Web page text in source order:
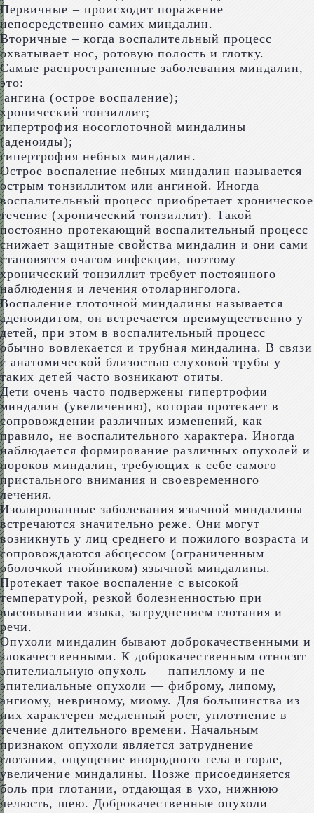
Первичные – происходит поражение
непосредственно самих миндалин.
Вторичные – когда воспалительный процесс
охватывает нос, ротовую полость и глотку.
Самые распространенные заболевания миндалин,
это:
ангина (острое воспаление);
хронический тонзиллит;
гипертрофия носоглоточной миндалины
(аденоиды);
гипертрофия небных миндалин.
Острое воспаление небных миндалин называется
острым тонзиллитом или ангиной. Иногда
воспалительный процесс приобретает хроническое
течение (хронический тонзиллит). Такой
постоянно протекающий воспалительный процесс
снижает защитные свойства миндалин и они сами
становятся очагом инфекции, поэтому
хронический тонзиллит требует постоянного
наблюдения и лечения отоларинголога.
Воспаление глоточной миндалины называется
аденоидитом, он встречается преимущественно у
детей, при этом в воспалительный процесс
обычно вовлекается и трубная миндалина. В связи
с анатомической близостью слуховой трубы у
таких детей часто возникают отиты.
Дети очень часто подвержены гипертрофии
миндалин (увеличению), которая протекает в
сопровождении различных изменений, как
правило, не воспалительного характера. Иногда
наблюдается формирование различных опухолей и
пороков миндалин, требующих к себе самого
пристального внимания и своевременного
лечения.
Изолированные заболевания язычной миндалины
встречаются значительно реже. Они могут
возникнуть у лиц среднего и пожилого возраста и
сопровождаются абсцессом (ограниченным
оболочкой гнойником) язычной миндалины.
Протекает такое воспаление с высокой
температурой, резкой болезненностью при
высовывании языка, затруднением глотания и
речи.
Опухоли миндалин бывают доброкачественными и
злокачественными. К доброкачественным относят
эпителиальную опухоль — папиллому и не
эпителиальные опухоли — фиброму, липому,
ангиому, невриному, миому. Для большинства из
них характерен медленный рост, уплотнение в
течение длительного времени. Начальным
признаком опухоли является затруднение
глотания, ощущение инородного тела в горле,
увеличение миндалины. Позже присоединяется
боль при глотании, отдающая в ухо, нижнюю
челюсть, шею. Доброкачественные опухоли